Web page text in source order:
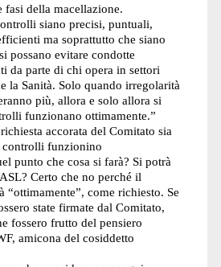
della macellazione.
siano precisi, puntuali,
ma soprattutto che siano
possano evitare condotte
da parte di chi opera in settori
la Sanità. Solo quando irregolarità
più, allora e solo allora si
funzionano ottimamente.”
accorata del Comitato sia
controlli funzionino
punto che cosa si farà? Si potrà
Certo che no perché il
“ottimamente”, come richiesto. Se
state firmate dal Comitato,
fossero frutto del pensiero
amicona del cosiddetto